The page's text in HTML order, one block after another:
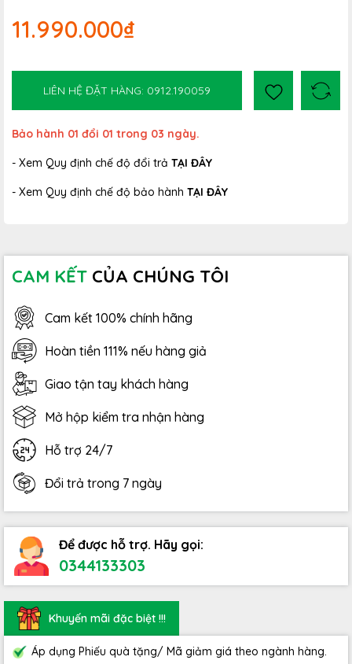
11.990.000₫
LIÊN HỆ ĐẶT HÀNG: 0912.190059
Bảo hành 01 đổi 01 trong 03 ngày.
- Xem Quy định chế độ đổi trả TẠI ĐÂY
- Xem Quy định chế độ bảo hành TẠI ĐÂY
CAM KẾT CỦA CHÚNG TÔI
Cam kết 100% chính hãng
Hoàn tiền 111% nếu hàng giả
Giao tận tay khách hàng
Mở hộp kiểm tra nhận hàng
Hỗ trợ 24/7
Đổi trả trong 7 ngày
Để được hỗ trợ. Hãy gọi:
0344133303
Khuyến mãi đặc biệt !!!
Áp dụng Phiếu quà tặng/ Mã giảm giá theo ngành hàng.